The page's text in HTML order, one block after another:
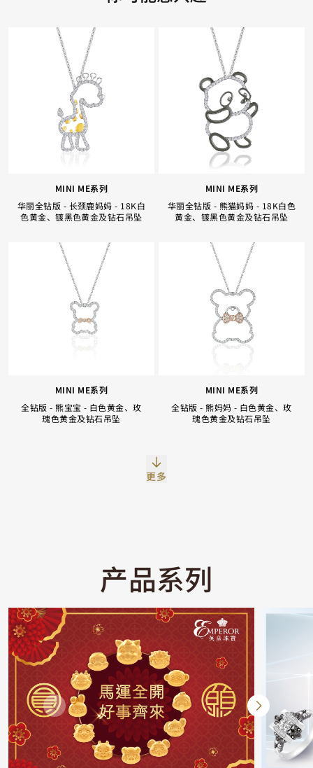
Whatsapp
MINI ME系列
华丽全钻版 - 长颈鹿妈妈 - 18K白
色黄金、镀黑色黄金及钻石吊坠
MINI ME系列
华丽全钻版 - 熊猫妈妈 - 18K白色
黄金、镀黑色黄金及钻石吊坠
MINI ME系列
全钻版 - 熊宝宝 - 白色黄金、玫
瑰色黄金及钻石吊坠
MINI ME系列
全钻版 - 熊妈妈 - 白色黄金、玫
瑰色黄金及钻石吊坠
更多
产品系列